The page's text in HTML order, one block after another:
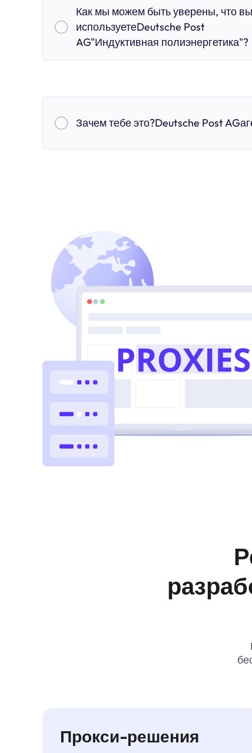
Как мы можем быть уверены, что
используетеDeutsche Post
AG"Индуктивная полиэнергетика"?
Зачем тебе это?Deutsche Post
Прокси-решения